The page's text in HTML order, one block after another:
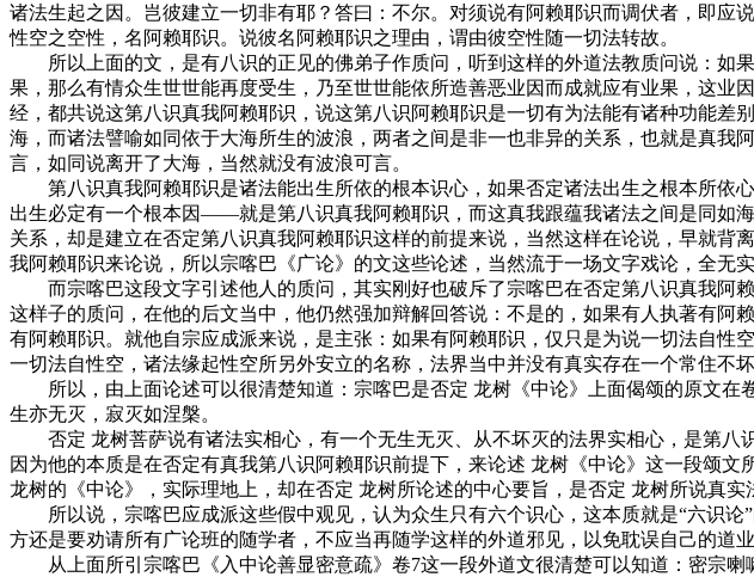
诸法生起之因。岂彼建立一切非有耶？答曰：不尔。对须说有阿赖耶识而调伏者，即
性空之空性，名阿赖耶识。说彼名阿赖耶识之理由，谓由彼空性随一切法转故。
所以上面的文，是有八识的正见的佛弟子作质问，听到这样的外道法教质问说：如
果，那么有情众生世世能再度受生，乃至世世能依所造善恶业因而成就应有业果，这
经，都共说这第八识真我阿赖耶识，说这第八识阿赖耶识是一切有为法能有诸种功能
海，而诸法譬喻如同依于大海所生的波浪，两者之间是非一也非异的关系，也就是真
言，如同说离开了大海，当然就没有波浪可言。
第八识真我阿赖耶识是诸法能出生所依的根本识心，如果否定诸法出生之根本所依
出生必定有一个根本因——就是第八识真我阿赖耶识，而这真我跟蕴我诸法之间是同如
关系，却是建立在否定第八识真我阿赖耶识这样的前提来说，当然这样在论说，早就
我阿赖耶识来论说，所以宗喀巴《广论》的文这些论述，当然流于一场文字戏论，全无实
而宗喀巴这段文字引述他人的质问，其实刚好也破斥了宗喀巴在否定第八识真我阿
这样子的质问，在他的后文当中，他仍然强加辩解回答说：不是的，如果有人执著有
有阿赖耶识。就他自宗应成派来说，是主张：如果有阿赖耶识，仅只是为说一切法自
一切法自性空，诸法缘起性空所另外安立的名称，法界当中并没有真实存在一个常住不
所以，由上面论述可以很清楚知道：宗喀巴是否定 龙树《中论》上面偈颂的原文在
生亦无灭，寂灭如涅槃。
否定 龙树菩萨说有诸法实相心，有一个无生无灭、从不坏灭的法界实相心，是第八
因为他的本质是在否定有真我第八识阿赖耶识前提下，来论述 龙树《中论》这一段颂
龙树的《中论》，实际理地上，却在否定 龙树所论述的中心要旨，是否定 龙树所说真
所以说，宗喀巴应成派这些假中观见，认为众生只有六个识心，这本质就是“六识论
方还是要劝请所有广论班的随学者，不应当再随学这样的外道邪见，以免耽误自己的道
从上面所引宗喀巴《入中论善显密意疏》卷7这一段外道文很清楚可以知道：密宗喇